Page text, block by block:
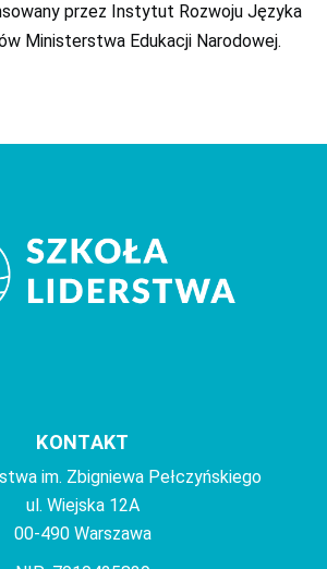
przez Instytut Rozwoju Języka
Ministerstwa Edukacji Narodowej.
KONTAKT
im. Zbigniewa Pełczyńskiego
ul. Wiejska 12A
00-490 Warszawa